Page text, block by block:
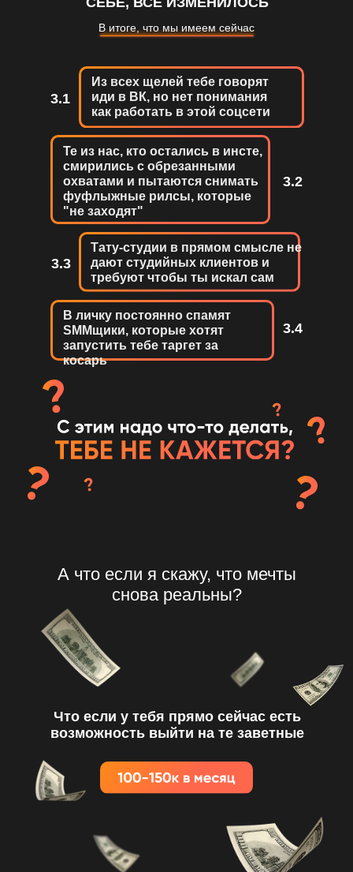
В итоге, что мы имеем сейчас
Тату-студии в прямом смысле не
дают студийных клиентов и
требуют чтобы ты искал сам
Из всех щелей тебе говорят
иди в ВК, но нет понимания
как работать в этой соцсети
В личку постоянно спамят
SMMщики, которые хотят
запустить тебе таргет за
косарь
Те из нас, кто остались в инсте,
смирились с обрезанными
охватами и пытаются снимать
фуфлыжные рилсы, которые
"не заходят"
3.1
3.2
3.3
3.4
А что если я скажу, что мечты
снова реальны?
Что если у тебя прямо сейчас есть
возможность выйти на те заветные